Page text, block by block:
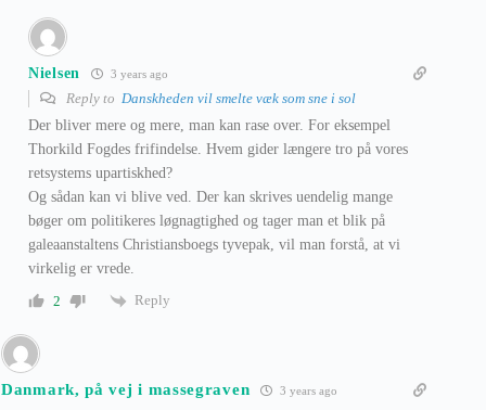
Nielsen 3 years ago
Reply to Danskheden vil smelte væk som sne i sol
Der bliver mere og mere, man kan rase over. For eksempel
Thorkild Fogdes frifindelse. Hvem gider længere tro på vores
retsystems upartiskhed?
Og sådan kan vi blive ved. Der kan skrives uendelig mange
bøger om politikeres løgnagtighed og tager man et blik på
galeaanstaltens Christiansboegs tyvepak, vil man forstå, at vi
virkelig er vrede.
2
Reply
Danmark, på vej i massegraven 3 years ago